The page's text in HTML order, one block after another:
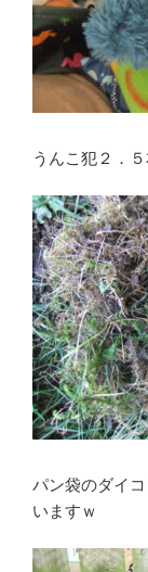
うんこ犯２．
パン袋のダイ
いますｗ